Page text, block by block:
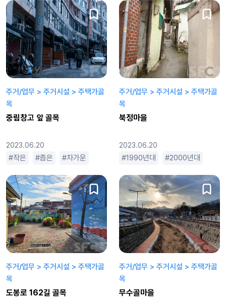
주거/업무 > 주거시설 > 주택가골
목
중림창고 앞 골목
2023.06.20
작은 좁은 차가운
주거/업무 > 주거시설 > 주택가골
목
북정마을
2023.06.20
1990년대 2000년대
주거/업무 > 주거시설 > 주택가골
목
도봉로 162길 골목
주거/업무 > 주거시설 > 주택가골
목
무수골마을